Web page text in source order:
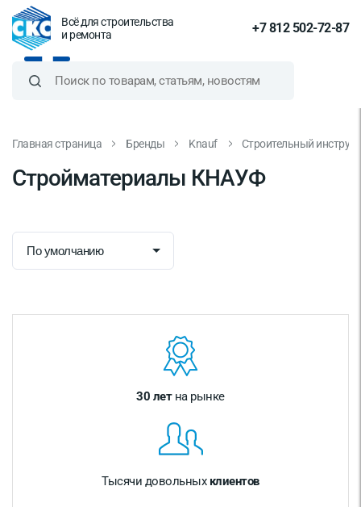
Всё для строительства
и ремонта
+7 812 502-72-87
Главная страница Бренды Knauf Строительный
Стройматериалы КНАУФ
30 летна рынке
Тысячи довольных клиентов